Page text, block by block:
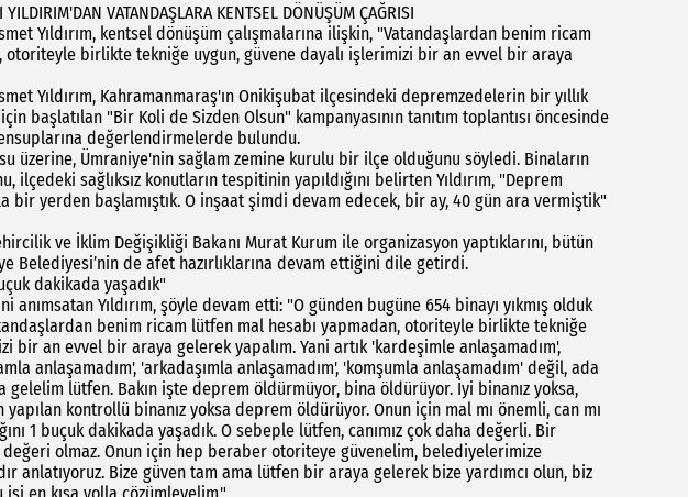
VATANDAŞLARA KENTSEL DÖNÜŞÜM ÇAĞRISI
Yıldırım, kentsel dönüşüm çalışmalarına ilişkin, "Vatandaşlardan benim ricam
otoriteyle birlikte tekniğe uygun, güvene dayalı işlerimizi bir an evvel bir araya
Yıldırım, Kahramanmaraş'ın Onikişubat ilçesindeki depremzedelerin bir yıllık
başlatılan "Bir Koli de Sizden Olsun" kampanyasının tanıtım toplantısı öncesinde
değerlendirmelerde bulundu.
üzerine, Ümraniye'nin sağlam zemine kurulu bir ilçe olduğunu söyledi. Binaların
ilçedeki sağlıksız konutların tespitinin yapıldığını belirten Yıldırım, "Deprem
bir yerden başlamıştık. O inşaat şimdi devam edecek, bir ay, 40 gün ara vermiştik"
ve İklim Değişikliği Bakanı Murat Kurum ile organizasyon yaptıklarını, bütün
Belediyesi’nin de afet hazırlıklarına devam ettiğini dile getirdi.
dakikada yaşadık"
anımsatan Yıldırım, şöyle devam etti: "O günden bugüne 654 binayı yıkmış olduk
benim ricam lütfen mal hesabı yapmadan, otoriteyle birlikte tekniğe
bir an evvel bir araya gelerek yapalım. Yani artık 'kardeşimle anlaşamadım',
anlaşamadım', 'arkadaşımla anlaşamadım', 'komşumla anlaşamadım' değil, ada
gelelim lütfen. Bakın işte deprem öldürmüyor, bina öldürüyor. İyi binanız yoksa,
yapılan kontrollü binanız yoksa deprem öldürüyor. Onun için mal mı önemli, can mı
1 buçuk dakikada yaşadık. O sebeple lütfen, canımız çok daha değerli. Bir
değeri olmaz. Onun için hep beraber otoriteye güvenelim, belediyelerimize
anlatıyoruz. Bize güven tam ama lütfen bir araya gelerek bize yardımcı olun, biz
işi en kısa yolla çözümleyelim."